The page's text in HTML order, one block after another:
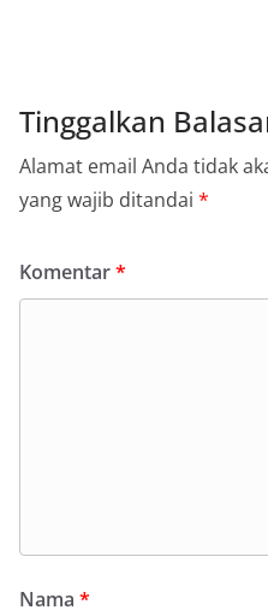
Tinggalkan
Alamat email Anda tidak
yang wajib ditandai *
Komentar*
Nama *